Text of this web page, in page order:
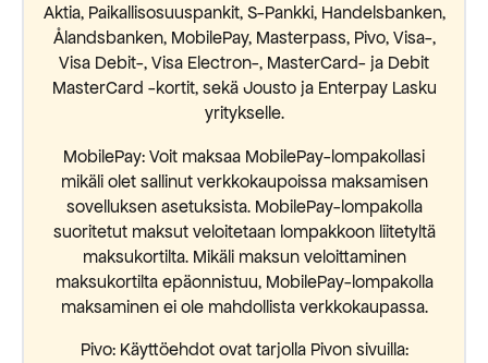
Aktia, Paikallisosuuspankit, S-Pankki, Handelsbanken,
Ålandsbanken, MobilePay, Masterpass, Pivo, Visa-,
Visa Debit-, Visa Electron-, MasterCard- ja Debit
MasterCard -kortit, sekä Jousto ja Enterpay Lasku
yritykselle.
MobilePay: Voit maksaa MobilePay-lompakollasi
mikäli olet sallinut verkkokaupoissa maksamisen
sovelluksen asetuksista. MobilePay-lompakolla
suoritetut maksut veloitetaan lompakkoon liitetyltä
maksukortilta. Mikäli maksun veloittaminen
maksukortilta epäonnistuu, MobilePay-lompakolla
maksaminen ei ole mahdollista verkkokaupassa.
Pivo: Käyttöehdot ovat tarjolla Pivon sivuilla: